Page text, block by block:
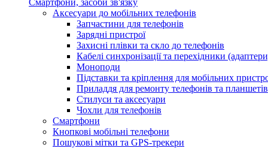
Смартфони, засоби зв'язку
Аксесуари до мобільних телефонів
Запчастини для телефонів
Зарядні пристрої
Захисні плівки та скло до телефонів
Кабелі синхронізації та перехідники
Моноподи
Підставки та кріплення для мобільних
Приладдя для ремонту телефонів та планшетів
Стилуси та аксесуари
Чохли для телефонів
Смартфони
Кнопкові мобільні телефони
Пошукові мітки та GPS-трекери